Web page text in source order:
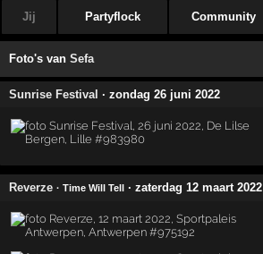
Jij Partyflock Community
Foto's vanSefa
Sunrise Festival · zondag 26 juni 2022
Reverze · Time Will Tell · zaterdag 12 maart 2022